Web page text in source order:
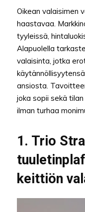
Oikean valaisimen
haastavaa.
tyyleissä,
Alapuolella
valaisinta, jotka
ansiosta.
joka sopii sekä
ilman turhaa
1. Trio
keittiön